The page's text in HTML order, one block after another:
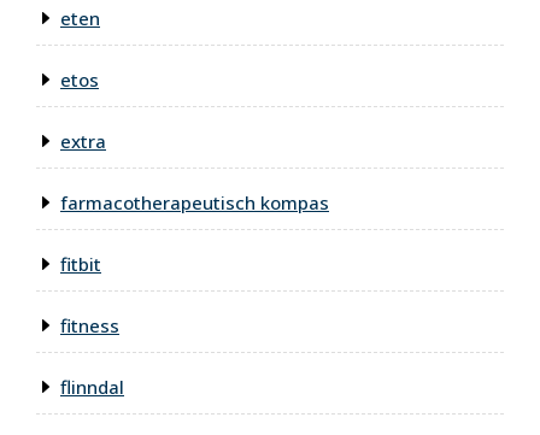
eten
etos
extra
farmacotherapeutisch kompas
fitbit
fitness
flinndal